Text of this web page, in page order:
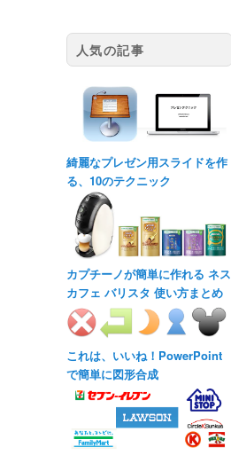
人気の記事
綺麗なプレゼン用スライドを作
る、10のテクニック
カプチーノが簡単に作れる ネス
カフェ バリスタ 使い方まとめ
これは、いいね！PowerPoint
で簡単に図形合成